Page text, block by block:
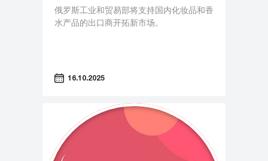
俄罗斯工业和贸易部将支持国内化妆品和香
水产品的出口商开拓新市场。
16.10.2025